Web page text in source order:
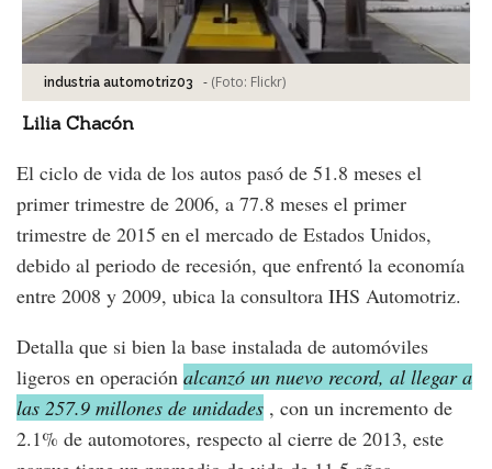
industria automotriz03 - (Foto: Flickr)
Lilia Chacón
El ciclo de vida de los autos pasó de 51.8 meses el
primer trimestre de 2006, a 77.8 meses el primer
trimestre de 2015 en el mercado de Estados Unidos,
debido al periodo de recesión, que enfrentó la economía
entre 2008 y 2009, ubica la consultora IHS Automotriz.
Detalla que si bien la base instalada de automóviles
ligeros en operación alcanzó un nuevo record, al llegar a
las 257.9 millones de unidades , con un incremento de
2.1% de automotores, respecto al cierre de 2013, este